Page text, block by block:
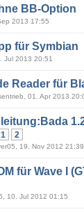
BB-Option
2013 17:55
für Symbian
Jul 2013 20:51
Reader für
01. Apr 2013
1 2
19. Nov 2012 21:39
für Wave I
10. Jul 2012 01:15